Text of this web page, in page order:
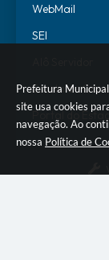
Prefeitura
site usa cookies
navegação. Ao
nossa Política de
WebMail
SEI
Escola de
Portal do